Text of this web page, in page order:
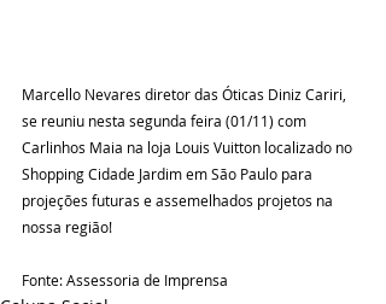
Marcello Nevares diretor das Óticas Diniz Cariri,
se reuniu nesta segunda feira (01/11) com
Carlinhos Maia na loja Louis Vuitton localizado no
Shopping Cidade Jardim em São Paulo para
projeções futuras e assemelhados projetos na
nossa região!
Fonte: Assessoria de Imprensa